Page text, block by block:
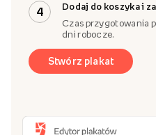
4
Dodaj do koszyka i
Czas przygotowania
dni robocze.
Stwórz plakat